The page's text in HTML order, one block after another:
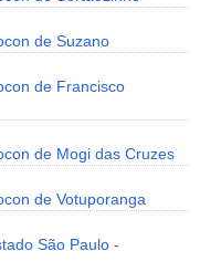
de Suzano
de Francisco
de Mogi das Cruzes
de Votuporanga
São Paulo -